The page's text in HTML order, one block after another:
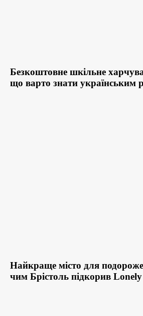
Безкоштовне шкільне
що варто знати українським
Найкраще місто для
чим Брістоль підкорив